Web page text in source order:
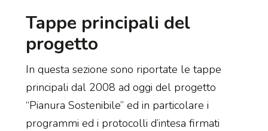
Tappe principali del
progetto
In questa sezione sono riportate le tappe
principali dal 2008 ad oggi del progetto
“Pianura Sostenibile” ed in particolare i
programmi ed i protocolli d’intesa firmati